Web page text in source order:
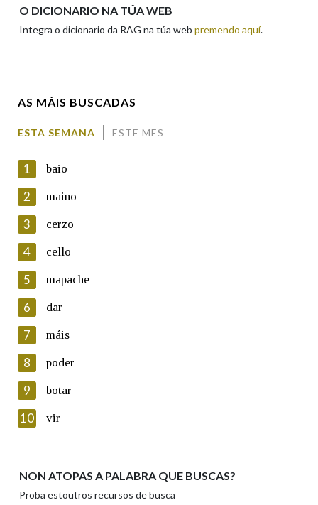
En cumprimento da normativa vixente en materia de
Protección de Datos de Carácter Persoal, a Real Academia
Galega informa a aqueles usuarios que faciliten o seu correo
electrónico, así como calquera outra información de carácter
persoal, que estes datos serán obxecto de tratamento
automatizado de carácter confidencial e incorporados aos seus
ficheiros informáticos. Así mesmo, os usuarios poderán exercer o
seu dereito de acceso, rectificación, oposición e cancelación dos
seus datos poñéndose en contacto connosco.
Lin e acepto as condicións da política de
Introduce o código que aparece na imaxe:
Texto de verificación
O DICIONARIO NA TÚA WEB
Integra o dicionario da RAG na túa web premendo aquí.
AS MÁIS BUSCADAS
ESTA SEMANA ESTE MES
1 baio
2 maino
3 cerzo
4 cello
5 mapache
6 dar
7 máis
8 poder
9 botar
10 vir
NON ATOPAS A PALABRA QUE BUSCAS?
Proba estoutros recursos de busca